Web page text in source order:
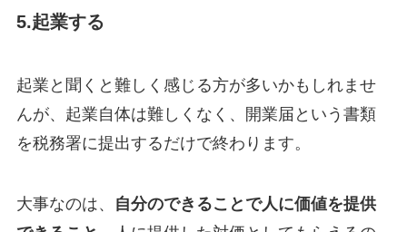
5.起業する
起業と聞くと難しく感じる方が多いかもしれませ
んが、起業自体は難しくなく、開業届という書類
を税務署に提出するだけで終わります。
大事なのは、
自分のできることで人に価値を提供